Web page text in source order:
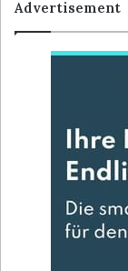
Advertisement